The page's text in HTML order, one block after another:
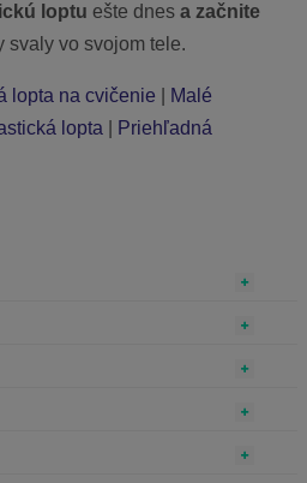
loptu ešte dnes a začnite
svaly vo svojom tele.
lopta na cvičenie
Malé
lopta
Priehľadná